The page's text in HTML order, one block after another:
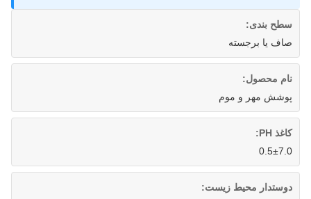
سطح بندی:
صاف یا برجسته
نام محصول:
پوشش مهر و موم
کاغذ PH:
0.5±7.0
دوستدار محیط زیست: